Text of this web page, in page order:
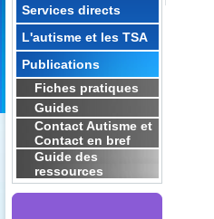
Services directs
L'autisme et les TSA
Publications
Fiches pratiques
Guides
Contact Autisme et
Contact en bref
Guide des
ressources